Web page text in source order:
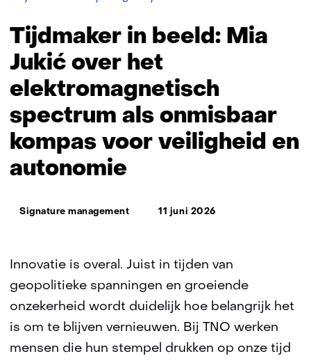
beeld:
Mia
Jukić
Tijdmaker in beeld: Mia
Jukić over het
elektromagnetisch
spectrum als onmisbaar
kompas voor veiligheid en
autonomie
Thema:
Signature management 11 juni 2026
Innovatie is overal. Juist in tijden van
geopolitieke spanningen en groeiende
onzekerheid wordt duidelijk hoe belangrijk het
is om te blijven vernieuwen. Bij TNO werken
mensen die hun stempel drukken op onze tijd